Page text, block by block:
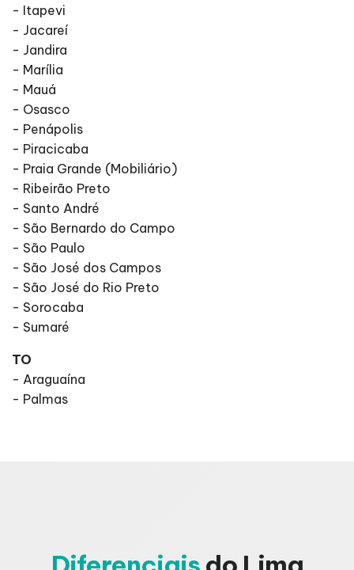
- Itapevi
- Jacareí
- Jandira
- Marília
- Mauá
- Osasco
- Penápolis
- Piracicaba
- Praia Grande (Mobiliário)
- Ribeirão Preto
- Santo André
- São Bernardo do Campo
- São Paulo
- São José dos Campos
- São José do Rio Preto
- Sorocaba
- Sumaré
TO
- Araguaína
- Palmas